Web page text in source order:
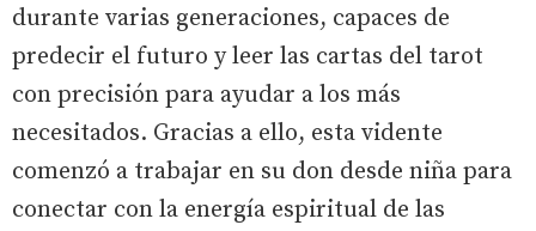
durante varias generaciones, capaces de
predecir el futuro y leer las cartas del tarot
con precisión para ayudar a los más
necesitados. Gracias a ello, esta vidente
comenzó a trabajar en su don desde niña para
conectar con la energía espiritual de las